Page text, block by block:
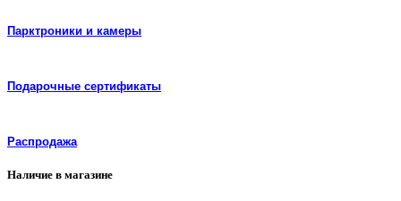
Парктроники и камеры
Подарочные сертификаты
Распродажа
Наличие в магазине